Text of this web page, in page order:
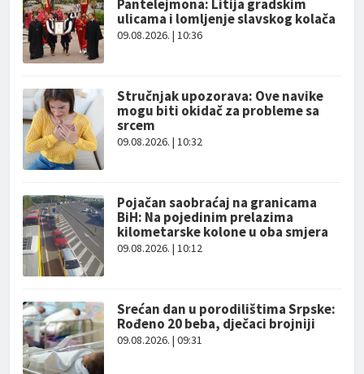
Pantelejmona: Litija gradskim
ulicama i lomljenje slavskog kolača
09.08.2026. | 10:36
Stručnjak upozorava: Ove navike
mogu biti okidač za probleme sa
srcem
09.08.2026. | 10:32
Pojačan saobraćaj na granicama
BiH: Na pojedinim prelazima
kilometarske kolone u oba smjera
09.08.2026. | 10:12
Srećan dan u porodilištima Srpske:
Rođeno 20 beba, dječaci brojniji
09.08.2026. | 09:31